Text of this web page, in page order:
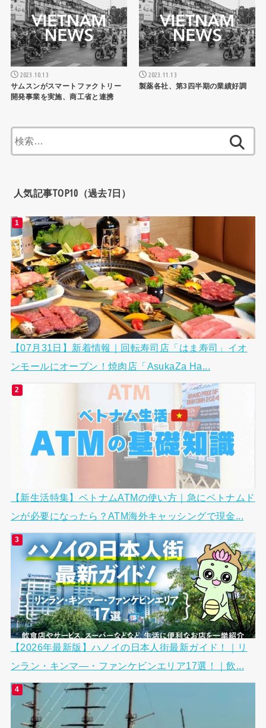
2023.10.13
サムスンがスマートファクトリー
開発事業を実施、商工省と連携
2023.11.13
製薬各社、第3四半期の業績好調
索:
人気記事TOP10（過去7日）
【07月31日】新着情報｜回転寿司店「はま寿司」イオ
ンモールにオープン！焼肉店「AsukaZa Ha...
【新生活特集】ベトナムATMの使い方｜急にベトナムド
ンが必要になったら？ATM海外キャッシングで現金...
【2026年最新版】ハノイの日本人街最新ガイド！｜リ
ンラン・キンマ―・ファンケビンエリア17選！｜飲...